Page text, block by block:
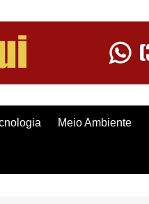
Meio Ambiente